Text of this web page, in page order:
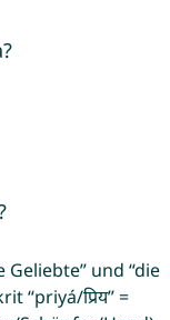
Geliebte” und “die
“priyá/प्रिय” =